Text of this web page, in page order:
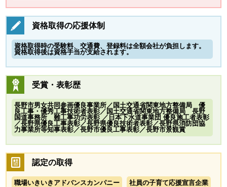
資格取得の応援体制
資格取得時の受験料、交通費、登録料は全額会社が負担します。
資格取得後は資格手当が支給されます。
受賞・表彰歴
長野市男女共同参画優良事業所／国土交通省関東地方整備局 優
良工事・優秀工事技術者表彰／国土交通省関東地方整備局 長野
国道事務所 難工事功労表彰 ／日本下水道事業団 優良施工者表彰
／長野県優良工事表彰／長野県優良技術者表彰／長野県消防団協
力事業所等知事表彰／長野市優良工事表彰／長野市景観賞
認定の取得
職場いきいきアドバンスカンパニー 社員の子育て応援宣言企業